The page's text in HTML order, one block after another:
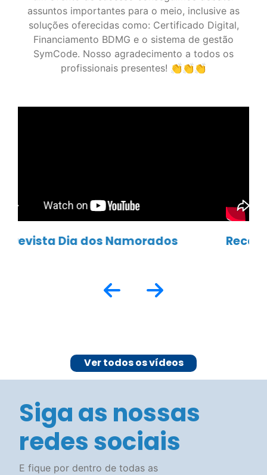
assuntos importantes para o meio, inclusive as
soluções oferecidas como: Certificado Digital,
Financiamento BDMG e o sistema de gestão
SymCode. Nosso agradecimento a todos os
profissionais presentes! 👏👏👏
Recapitulando a Semana da Mulher
Ver todos os vídeos
Siga as nossas
redes sociais
E fique por dentro de todas as